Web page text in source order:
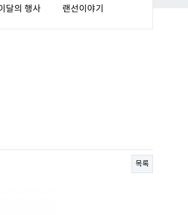
달의 행사 랜선이야기
목록